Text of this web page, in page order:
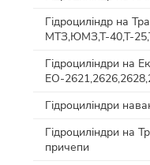
Гідроциліндр на
МТЗ,ЮМЗ,Т-40,Т-
Гідроциліндри на
ЕО-
Гідроциліндри
Гідроциліндри на
причепи